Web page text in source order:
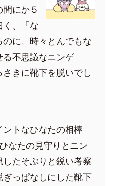
にか５
く、「な
に、時々とんでもな
る不思議なニンゲ
きに靴下を脱いでし
トなひなたの相棒
なたの見守りとニン
たそぶりと鋭い考察
っぱなしにした靴下